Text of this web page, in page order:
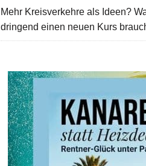
Mehr Kreisverkehre als Ideen?
dringend einen neuen Kurs